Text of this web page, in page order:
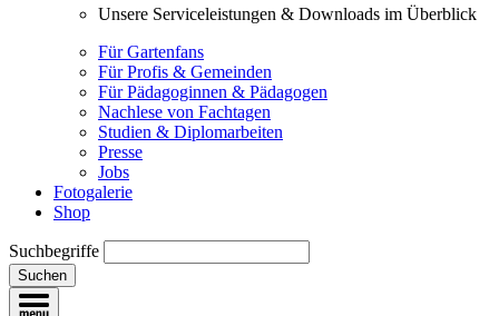
Unsere Serviceleistungen & Downloads im Überblick
Für Gartenfans
Für Profis & Gemeinden
Für Pädagoginnen & Pädagogen
Nachlese von Fachtagen
Studien & Diplomarbeiten
Presse
Jobs
Fotogalerie
Shop
Suchbegriffe
Suchen